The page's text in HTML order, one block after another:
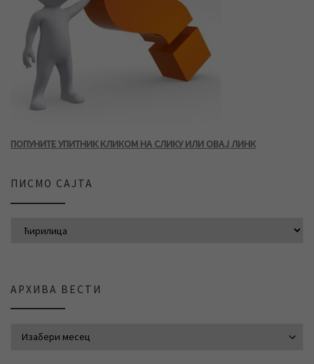
ПОПУНИТЕ УПИТНИК КЛИКОМ НА СЛИКУ ИЛИ ОВАЈ ЛИНК
ПИСМО САЈТА
АРХИВА ВЕСТИ